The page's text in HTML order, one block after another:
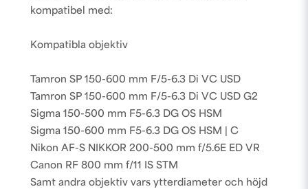
kompatibel med:
Kompatibla objektiv
Tamron SP 150-600 mm F/5-6.3 Di VC USD
Tamron SP 150-600 mm F/5-6.3 Di VC USD G2
Sigma 150-500 mm F5-6.3 DG OS HSM
Sigma 150-600 mm F5-6.3 DG OS HSM | C
Nikon AF-S NIKKOR 200-500 mm f/5.6E ED VR
Canon RF 800 mm f/11 IS STM
Samt andra objektiv vars ytterdiameter och höjd